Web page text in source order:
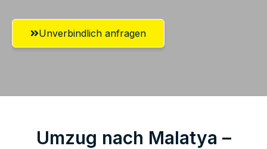
Unverbindlich anfragen
Umzug nach Malatya –